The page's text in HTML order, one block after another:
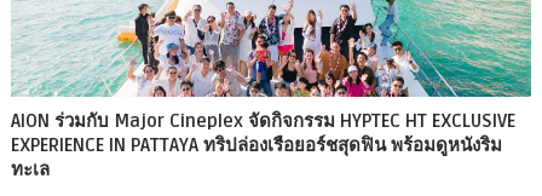
AION ร่วมกับ Major Cineplex จัดกิจกรรม HYPTEC HT EXCLUSIVE
EXPERIENCE IN PATTAYA ทริปล่องเรือยอร์ชสุดฟิน พร้อมดูหนังริม
ทะเล